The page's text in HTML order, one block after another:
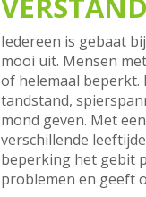
Iedereen is gebaat
mooi uit. Mensen
of helemaal beperkt.
tandstand,
mond geven. Met
verschillende
beperking het gebit
problemen en geeft